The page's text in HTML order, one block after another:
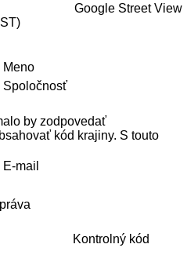
Google Street View
Meno
Spoločnosť
by zodpovedať
kód krajiny. S touto
E-mail
Kontrolný kód